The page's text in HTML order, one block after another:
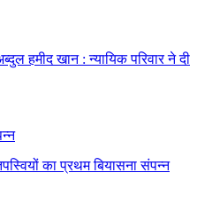
हमीद खान : न्यायिक परिवार ने दी
का प्रथम बियासना संपन्न